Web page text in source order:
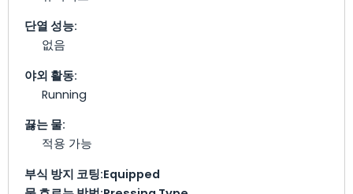
단열 성능:
없음
야외 활동:
Running
끓는 물:
적용 가능
부식 방지 코팅:Equipped